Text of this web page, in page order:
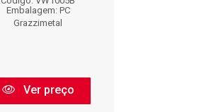
Embalagem: PC
Grazzimetal
Ver preço